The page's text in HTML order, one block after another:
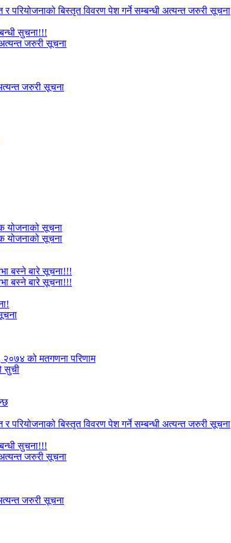
परियोजनाको बिस्तृत विवरण पेश गर्ने सम्बन्धी अत्यन्त जरुरी सूचना
सुचना!!!
जरुरी सूचना
जरुरी सूचना
योजनाको सूचना
योजनाको सूचना
बस्ने बारे सूचना!!!
बस्ने बारे सूचना!!!
२०७४ को मतगणना परिणाम
सुची
परियोजनाको बिस्तृत विवरण पेश गर्ने सम्बन्धी अत्यन्त जरुरी सूचना
सुचना!!!
जरुरी सूचना
जरुरी सूचना